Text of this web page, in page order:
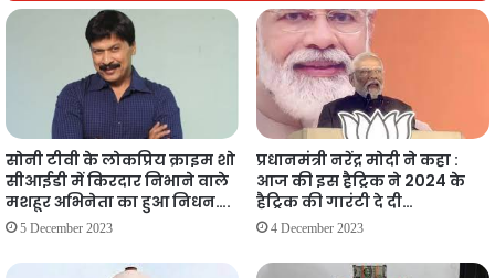
सोनी टीवी के लोकप्रिय क्राइम शो
सीआईडी में किरदार निभाने वाले
मशहूर अभिनेता का हुआ निधन….
5 December 2023
प्रधानमंत्री नरेंद्र मोदी ने कहा :
आज की इस हैट्रिक ने 2024 के
हैट्रिक की गारंटी दे दी…
4 December 2023